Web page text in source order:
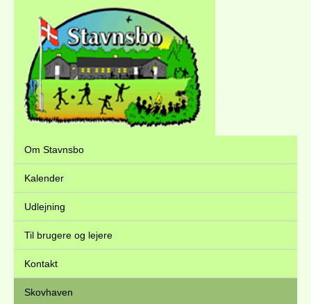
Om Stavnsbo
Kalender
Udlejning
Til brugere og lejere
Kontakt
Skovhaven